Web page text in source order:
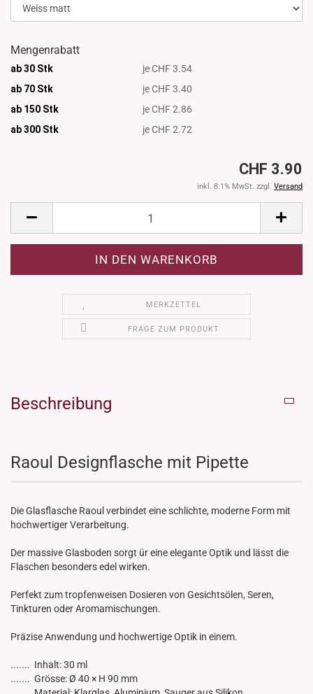
Mengenrabatt
ab 30 Stk
je CHF 3.54
ab 70 Stk
je CHF 3.40
ab 150 Stk
je CHF 2.86
ab 300 Stk je CHF 2.72
CHF 3.90
inkl. 8.1% MwSt. zzgl. Versand
MERKZETTEL
FRAGE ZUM PRODUKT
Beschreibung
Raoul Designflasche mit Pipette
Die Glasflasche Raoul verbindet eine schlichte, moderne Form mit
hochwertiger Verarbeitung.
Der massive Glasboden sorgt ür eine elegante Optik und lässt die
Flaschen besonders edel wirken.
Perfekt zum tropfenweisen Dosieren von Gesichtsölen, Seren,
Tinkturen oder Aromamischungen.
Präzise Anwendung und hochwertige Optik in einem.
....... Inhalt: 30 ml
....... Grösse: Ø 40 × H 90 mm